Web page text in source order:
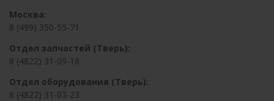
Москва:
8 (499) 350-55-71
Отдел запчастей (Тверь):
8 (4822) 31-09-18
Отдел оборудования (Тверь):
8 (4822) 31-03-23